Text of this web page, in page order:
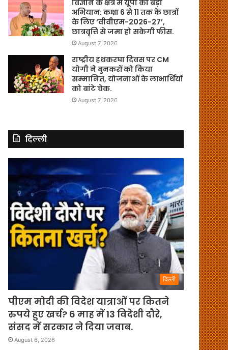
विज्ञान के क्षेत्र में यूपी का बड़ा
अभियान: कक्षा 6 से 11 तक के छात्रों
के लिए ‘वीवीएम-2026-27’,
छात्रवृत्ति से जमा हो सकेगी फीस.
August 7, 2026
राष्ट्रीय हथकरघा दिवस पर CM
योगी ने बुनकरों को किया
सम्मानित, योजनाओं के लाभार्थियों
को बांटे चेक.
August 7, 2026
दिल्ली
दिल्ली
पीएम मोदी की विदेश यात्राओं पर कितने
रुपये हुए खर्च? 6 माह में 13 विदेशी दौरे,
संसद में सरकार ने दिया जवाब.
August 6, 2026